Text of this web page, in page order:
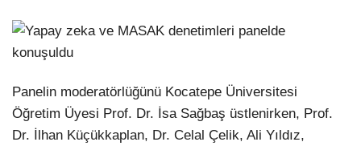
Panelin moderatörlüğünü Kocatepe Üniversitesi
Öğretim Üyesi Prof. Dr. İsa Sağbaş üstlenirken, Prof.
Dr. İlhan Küçükkaplan, Dr. Celal Çelik, Ali Yıldız,